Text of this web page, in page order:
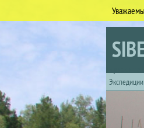
Экспедиции